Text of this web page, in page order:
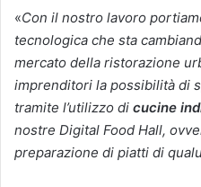
«Con il nostro lavoro
tecnologica che sta
mercato della ristorazione
imprenditori la possibilità di
tramite l’utilizzo di cucine
nostre Digital Food Hall,
preparazione di piatti di